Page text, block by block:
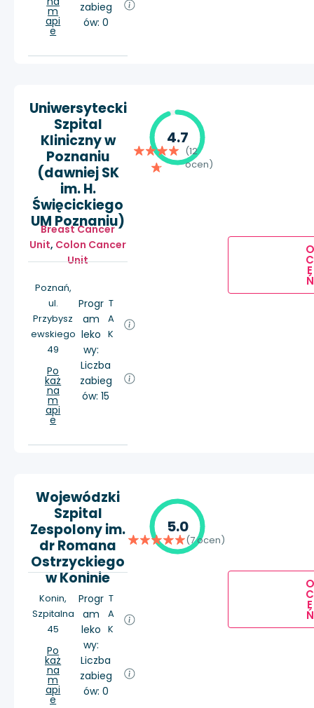
m
api
e
zabieg
ów: 0
Uniwersytecki
Szpital
Kliniczny w
Poznaniu
(dawniej SK
im. H.
Święcickiego
UM Poznaniu)
Breast Cancer
Unit, Colon Cancer
Unit
Poznań,
ul.
Przybysz
ewskiego
49
Po
każ
na
m
api
e
Progr
am
leko
wy:
T
A
K
Liczba
zabieg
ów: 15
4.7
(12
ocen)
O
C
E
Ń
Wojewódzki
Szpital
Zespolony im.
dr Romana
Ostrzyckiego
w Koninie
Konin,
Szpitalna
45
Po
każ
na
m
api
e
Progr
am
leko
wy:
T
A
K
Liczba
zabieg
ów: 0
5.0
(7 ocen)
O
C
E
Ń